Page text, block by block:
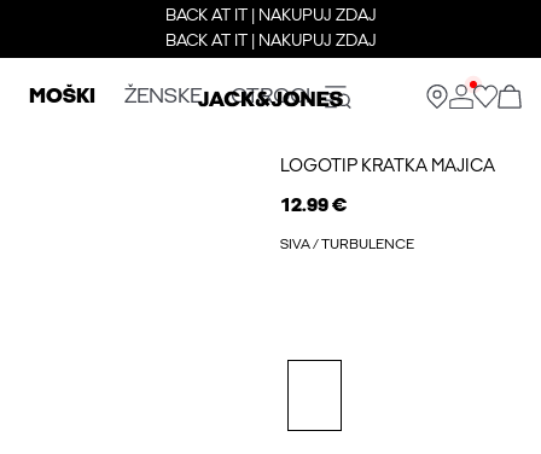
BACK AT IT | NAKUPUJ ZDAJ
BACK AT IT | NAKUPUJ ZDAJ
MOŠKI ŽENSKE OTROCI
LOGOTIP KRATKA MAJICA
12.99 €
SIVA / TURBULENCE